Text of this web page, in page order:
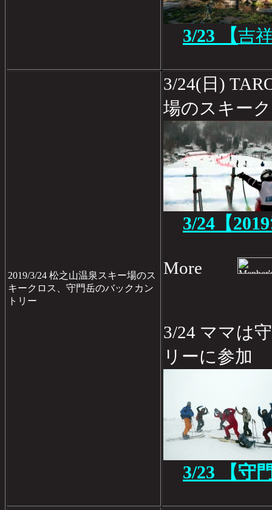
3/23 【吉
2019/3/24 松之山温泉スキー場のス
キークロス、守門岳のバックカン
トリー
3/24(日)
場のスキー
3/24【
More
3/24 ママは
リーに参加
3/23 【守